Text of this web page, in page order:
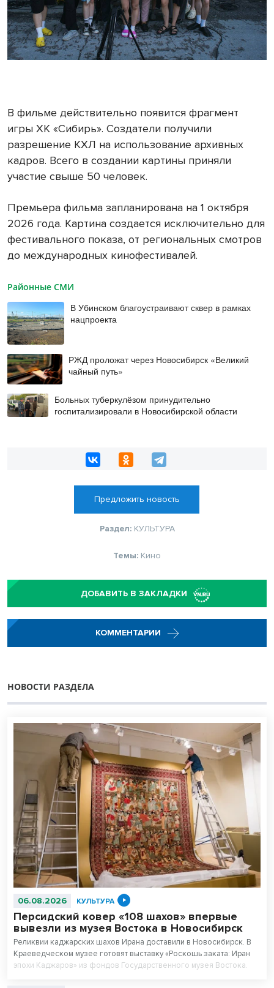
В фильме действительно появится фрагмент
игры ХК «Сибирь». Создатели получили
разрешение КХЛ на использование архивных
кадров. Всего в создании картины приняли
участие свыше 50 человек.
Премьера фильма запланирована на 1 октября
2026 года. Картина создается исключительно для
фестивального показа, от региональных смотров
до международных кинофестивалей.
Районные СМИ
В Убинском благоустраивают сквер в рамках
нацпроекта
РЖД проложат через Новосибирск «Великий
чайный путь»
Больных туберкулёзом принудительно
госпитализировали в Новосибирской области
Предложить новость
Раздел: КУЛЬТУРА
Темы: Кино
ДОБАВИТЬ В ЗАКЛАДКИ
КОММЕНТАРИИ
НОВОСТИ РАЗДЕЛА
06.08.2026 КУЛЬТУРА
Персидский ковер «108 шахов» впервые
вывезли из музея Востока в Новосибирск
Реликвии каджарских шахов Ирана доставили в Новосибирск. В
Краеведческом музее готовят выставку «Роскошь заката: Иран
эпохи Каджаров» из фондов Государственного музея Востока.